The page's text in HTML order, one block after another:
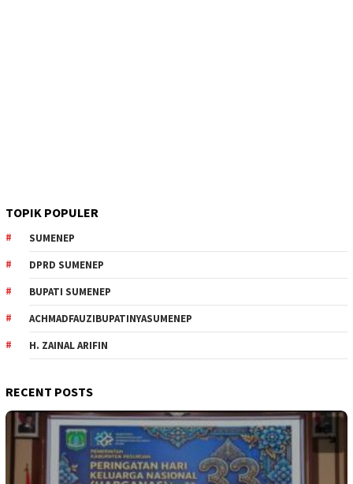
TOPIK POPULER
SUMENEP
DPRD SUMENEP
BUPATI SUMENEP
ACHMADFAUZIBUPATINYASUMENEP
H. ZAINAL ARIFIN
RECENT POSTS